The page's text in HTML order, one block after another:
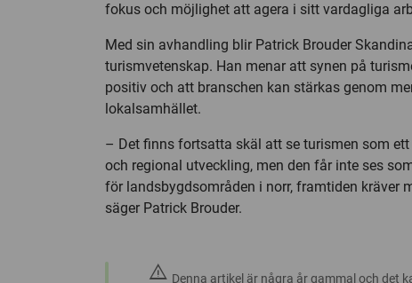
fokus och möjlighet att agera i sitt vardagliga
Med sin avhandling blir Patrick Brouder
turismvetenskap. Han menar att synen på
positiv och att branschen kan stärkas genom
lokalsamhället.
– Det finns fortsatta skäl att se turismen som
och regional utveckling, men den får inte ses
för landsbygdsområden i norr, framtiden kräver
säger Patrick Brouder.
warning Denna artikel är några år gammal och det